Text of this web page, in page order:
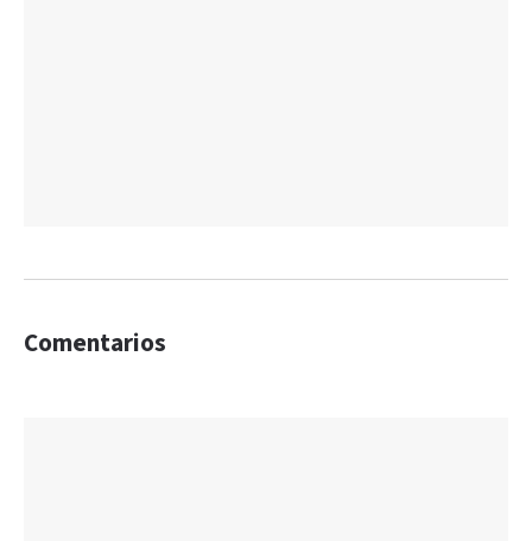
Comentarios